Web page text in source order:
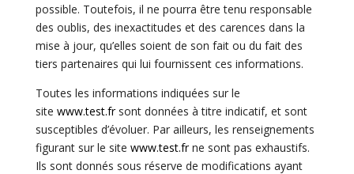
possible. Toutefois, il ne pourra être tenu responsable
des oublis, des inexactitudes et des carences dans la
mise à jour, qu’elles soient de son fait ou du fait des
tiers partenaires qui lui fournissent ces informations.
Toutes les informations indiquées sur le
site www.test.frsont données à titre indicatif, et sont
susceptibles d’évoluer. Par ailleurs, les renseignements
figurant sur le site www.test.frne sont pas exhaustifs.
Ils sont donnés sous réserve de modifications ayant